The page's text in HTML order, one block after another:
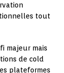
tout
majeur mais
de cold
plateformes